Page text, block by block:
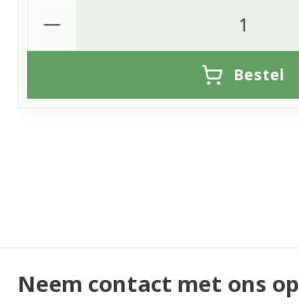
Bestel
Neem contact met ons op